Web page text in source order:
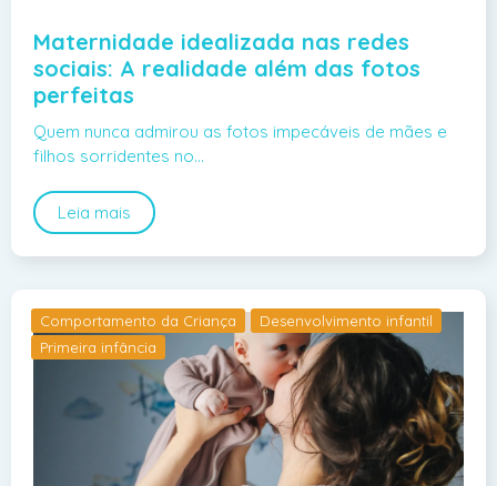
Maternidade idealizada nas redes
sociais: A realidade além das fotos
perfeitas
Quem nunca admirou as fotos impecáveis de mães e
filhos sorridentes no…
Leia mais
Comportamento da Criança
Desenvolvimento infantil
Primeira infância